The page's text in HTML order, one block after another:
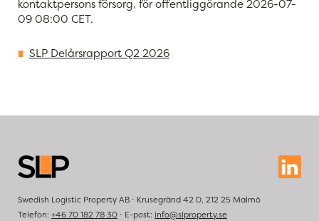
kontaktpersons försorg, för offentliggörande 2026-07-
09 08:00 CET.
SLP Delårsrapport Q2 2026
Swedish Logistic Property AB ⋅ Krusegränd 42 D, 212 25 Malmö
Telefon: +46 70 182 78 30 ⋅ E-post: info@slproperty.se